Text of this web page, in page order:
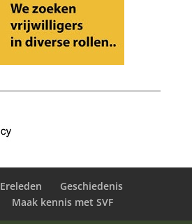
Ereleden
Geschiedenis
Maak kennis met SVF